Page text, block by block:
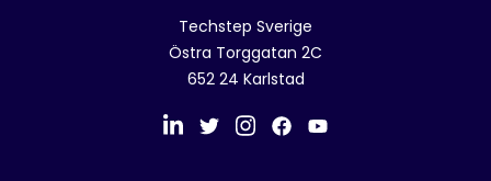
Techstep Sverige
Östra Torggatan 2C
652 24 Karlstad